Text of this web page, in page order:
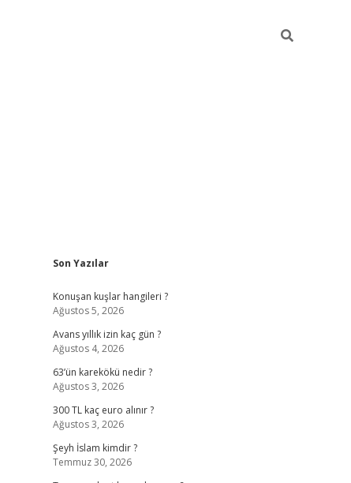
Sidebar
Son Yazılar
Konuşan kuşlar hangileri ?
Ağustos 5, 2026
Avans yıllık izin kaç gün ?
Ağustos 4, 2026
63’ün karekökü nedir ?
Ağustos 3, 2026
300 TL kaç euro alınır ?
Ağustos 3, 2026
Şeyh İslam kimdir ?
Temmuz 30, 2026